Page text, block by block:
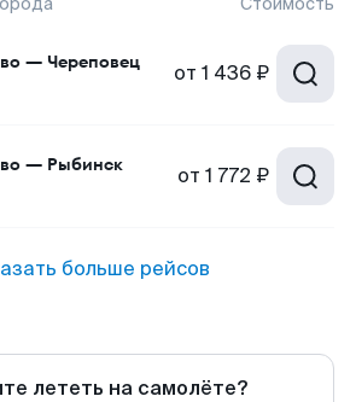
— Череповец от 1 436 ₽
— Рыбинск от 1 772 ₽
больше рейсов
лететь на самолёте?